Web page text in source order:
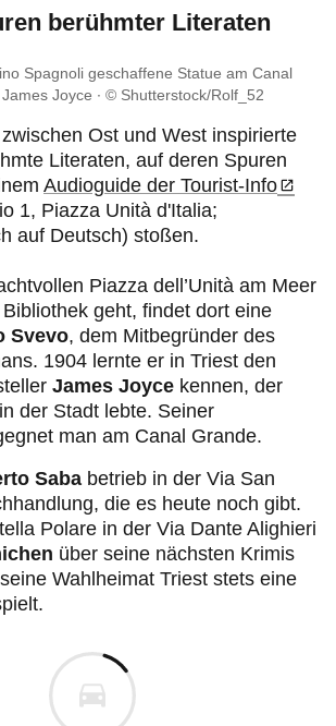
berühmter Literaten
Spagnoli geschaffene Statue am Canal
Joyce
© Shutterstock/Rolf_52
Ost und West inspirierte
Literaten, auf deren Spuren
Audioguide der Tourist-Info
1, Piazza Unità d'Italia;
auf Deutsch) stoßen.
Piazza dell’Unità am Meer
geht, findet dort eine
Svevo, dem Mitbegründer des
1904 lernte er in Triest den
James Joyce kennen, der
der Stadt lebte. Seiner
man am Canal Grande.
Saba betrieb in der Via San
die es heute noch gibt.
Polare in der Via Dante Alighieri
über seine nächsten Krimis
Wahlheimat Triest stets eine